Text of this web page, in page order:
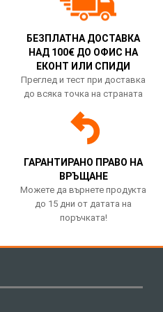
БЕЗПЛАТНА ДОСТАВКА
НАД 100€ ДО ОФИС НА
ЕКОНТ ИЛИ СПИДИ
Преглед и тест при доставка
до всяка точка на страната
ГАРАНТИРАНО ПРАВО НА
ВРЪЩАНЕ
Можете да върнете продукта
до 15 дни от датата на
поръчката!